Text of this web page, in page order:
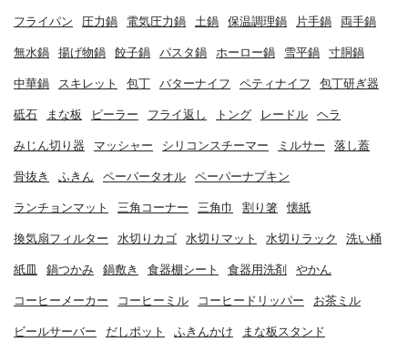
フライパン 圧力鍋 電気圧力鍋 土鍋 保温調理鍋 片手鍋 両手鍋
無水鍋 揚げ物鍋 餃子鍋 パスタ鍋 ホーロー鍋 雪平鍋 寸胴鍋
中華鍋 スキレット 包丁 バターナイフ ペティナイフ 包丁研ぎ器
砥石 まな板 ピーラー フライ返し トング レードル ヘラ
みじん切り器 マッシャー シリコンスチーマー ミルサー 落し蓋
骨抜き ふきん ペーパータオル ペーパーナプキン
ランチョンマット 三角コーナー 三角巾 割り箸 懐紙
換気扇フィルター 水切りカゴ 水切りマット 水切りラック 洗い桶
紙皿 鍋つかみ 鍋敷き 食器棚シート 食器用洗剤 やかん
コーヒーメーカー コーヒーミル コーヒードリッパー お茶ミル
ビールサーバー だしポット ふきんかけ まな板スタンド